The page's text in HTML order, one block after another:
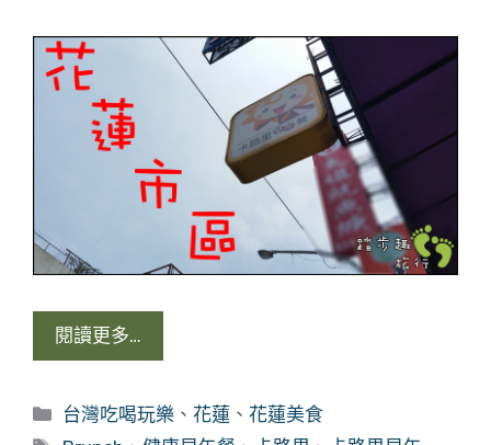
閱讀更多…
分
類
台灣吃喝玩樂 、花蓮 、花蓮美食